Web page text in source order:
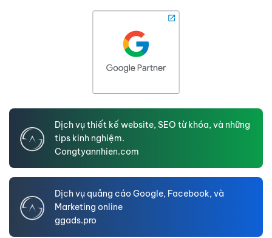
Dịch vụ thiết kế website, SEO từ khóa, và những
tips kinh nghiệm.
Congtyannhien.com
Dịch vụ quảng cáo Google, Facebook, và
Marketing online
ggads.pro